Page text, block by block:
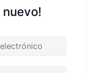
nuevo!